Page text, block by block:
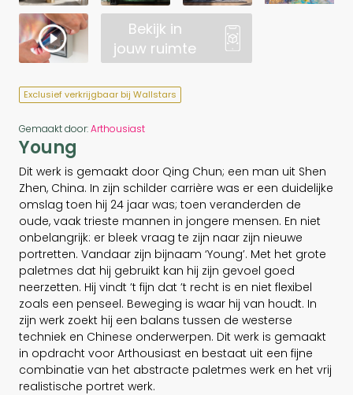
Bekijk in
jouw ruimte
Exclusief verkrijgbaar bij Wallstars
Gemaakt door:Arthousiast
Young
Dit werk is gemaakt door Qing Chun; een man uit Shen
Zhen, China. In zijn schilder carrière was er een duidelijke
omslag toen hij 24 jaar was; toen veranderden de
oude, vaak trieste mannen in jongere mensen. En niet
onbelangrijk: er bleek vraag te zijn naar zijn nieuwe
portretten. Vandaar zijn bijnaam ‘Young’. Met het grote
paletmes dat hij gebruikt kan hij zijn gevoel goed
neerzetten. Hij vindt ’t fijn dat ’t recht is en niet flexibel
zoals een penseel. Beweging is waar hij van houdt. In
zijn werk zoekt hij een balans tussen de westerse
techniek en Chinese onderwerpen. Dit werk is gemaakt
in opdracht voor Arthousiast en bestaat uit een fijne
combinatie van het abstracte paletmes werk en het vrij
realistische portret werk.